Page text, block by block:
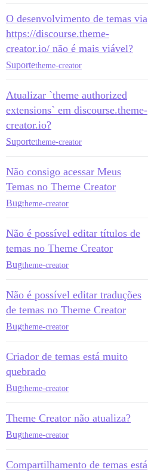
O desenvolvimento de temas via
https://discourse.theme-
creator.io/ não é mais viável?
Suportetheme-creator
Atualizar `theme authorized
extensions` em discourse.theme-
creator.io?
Suportetheme-creator
Não consigo acessar Meus
Temas no Theme Creator
Bugtheme-creator
Não é possível editar títulos de
temas no Theme Creator
Bugtheme-creator
Não é possível editar traduções
de temas no Theme Creator
Bugtheme-creator
Criador de temas está muito
quebrado
Bugtheme-creator
Theme Creator não atualiza?
Bugtheme-creator
Compartilhamento de temas está